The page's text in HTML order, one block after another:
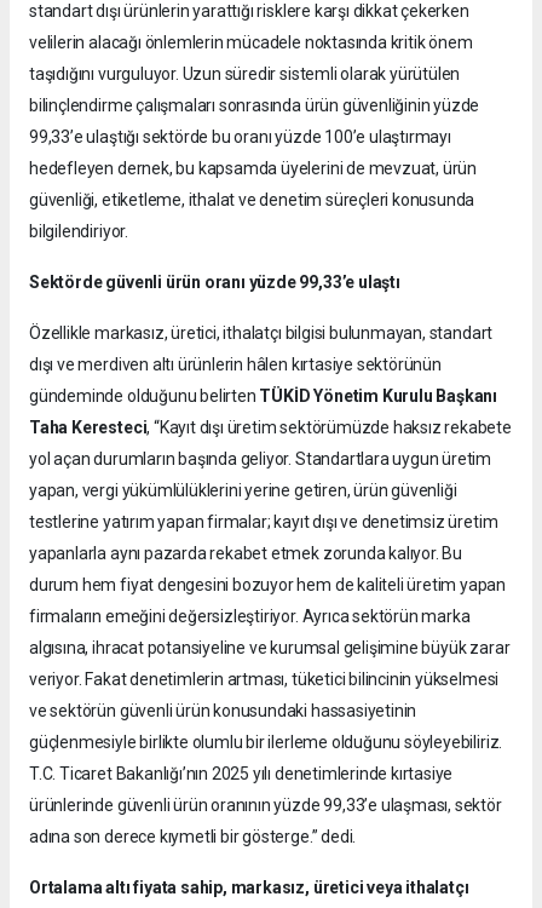
standart dışı ürünlerin yarattığı risklere karşı dikkat çekerken
velilerin alacağı önlemlerin mücadele noktasında kritik önem
taşıdığını vurguluyor. Uzun süredir sistemli olarak yürütülen
bilinçlendirme çalışmaları sonrasında ürün güvenliğinin yüzde
99,33’e ulaştığı sektörde bu oranı yüzde 100’e ulaştırmayı
hedefleyen dernek, bu kapsamda üyelerini de mevzuat, ürün
güvenliği, etiketleme, ithalat ve denetim süreçleri konusunda
bilgilendiriyor.
Sektörde güvenli ürün oranı yüzde 99,33’e ulaştı
Özellikle markasız, üretici, ithalatçı bilgisi bulunmayan, standart
dışı ve merdiven altı ürünlerin hâlen kırtasiye sektörünün
gündeminde olduğunu belirten TÜKİD Yönetim Kurulu Başkanı
Taha Keresteci, “Kayıt dışı üretim sektörümüzde haksız rekabete
yol açan durumların başında geliyor. Standartlara uygun üretim
yapan, vergi yükümlülüklerini yerine getiren, ürün güvenliği
testlerine yatırım yapan firmalar; kayıt dışı ve denetimsiz üretim
yapanlarla aynı pazarda rekabet etmek zorunda kalıyor. Bu
durum hem fiyat dengesini bozuyor hem de kaliteli üretim yapan
firmaların emeğini değersizleştiriyor. Ayrıca sektörün marka
algısına, ihracat potansiyeline ve kurumsal gelişimine büyük zarar
veriyor. Fakat denetimlerin artması, tüketici bilincinin yükselmesi
ve sektörün güvenli ürün konusundaki hassasiyetinin
güçlenmesiyle birlikte olumlu bir ilerleme olduğunu söyleyebiliriz.
T.C. Ticaret Bakanlığı’nın 2025 yılı denetimlerinde kırtasiye
ürünlerinde güvenli ürün oranının yüzde 99,33’e ulaşması, sektör
adına son derece kıymetli bir gösterge.” dedi.
Ortalama altı fiyata sahip, markasız, üretici veya ithalatçı